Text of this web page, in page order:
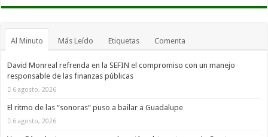
Al Minuto Más Leído Etiquetas Comenta
David Monreal refrenda en la SEFIN el compromiso con un manejo
responsable de las finanzas públicas
6 agosto, 2026
El ritmo de las “sonoras” puso a bailar a Guadalupe
6 agosto, 2026